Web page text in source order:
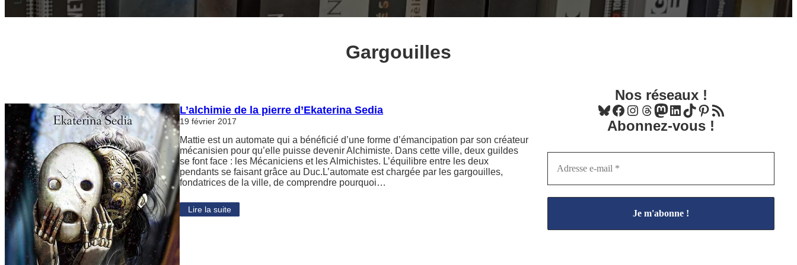
Gargouilles
L’alchimie de la pierre d’Ekaterina Sedia
19 février 2017
Mattie est un automate qui a bénéficié d’une forme d’émancipation par son créateur
mécanisien pour qu’elle puisse devenir Alchimiste. Dans cette ville, deux guildes
se font face : les Mécaniciens et les Almichistes. L’équilibre entre les deux
pendants se faisant grâce au Duc.L’automate est chargée par les gargouilles,
fondatrices de la ville, de comprendre pourquoi…
Lire la suite
Nos réseaux !
Bluesky Facebook Instagram Threads Mastodon LinkedIn TikTok Pinterest
Flux RSS
Abonnez-vous !